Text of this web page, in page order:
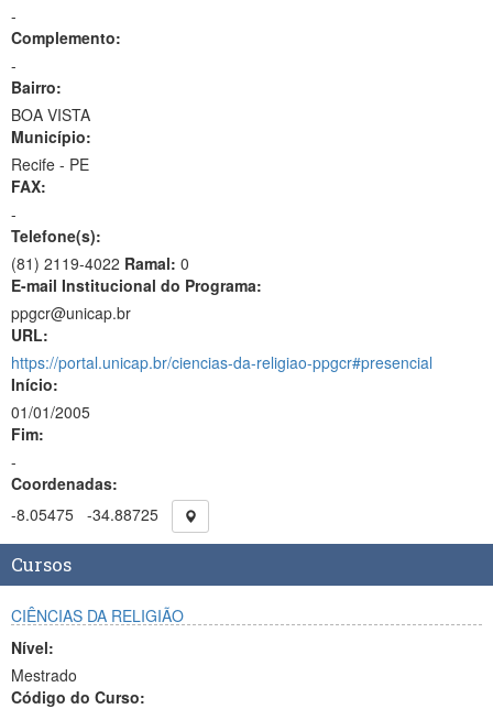
-
Complemento:
-
Bairro:
BOA VISTA
Município:
Recife - PE
FAX:
-
Telefone(s):
(81) 2119-4022 Ramal: 0
E-mail Institucional do Programa:
ppgcr@unicap.br
URL:
https://portal.unicap.br/ciencias-da-religiao-ppgcr#presencial
Início:
01/01/2005
Fim:
-
Coordenadas:
-8.05475 -34.88725
Cursos
CIÊNCIAS DA RELIGIÃO
Nível:
Mestrado
Código do Curso: